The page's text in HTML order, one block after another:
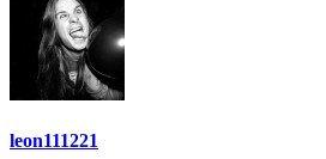
leon111221